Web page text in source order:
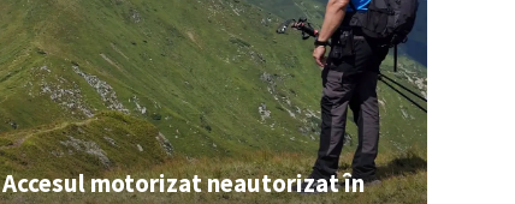
Accesul motorizat neautorizat în